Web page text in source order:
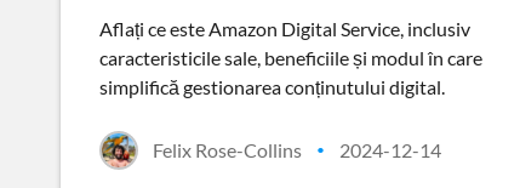
Aflați ce este Amazon Digital Service, inclusiv
caracteristicile sale, beneficiile și modul în care
simplifică gestionarea conținutului digital.
Felix Rose-Collins • 2024-12-14